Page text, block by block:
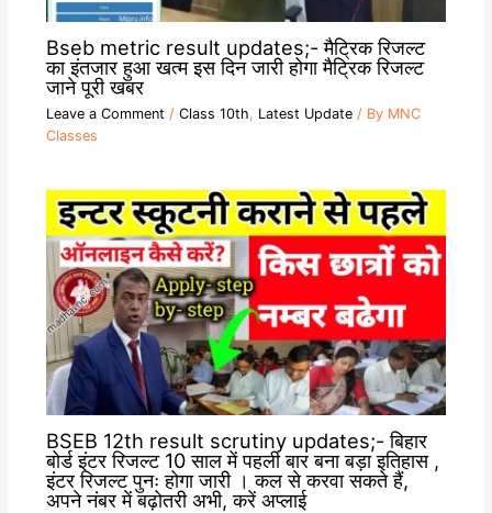
Bseb metric result updates;- मैट्रिक रिजल्ट
का इंतजार हुआ खत्म इस दिन जारी होगा मैट्रिक रिजल्ट
जाने पूरी खबर
Leave a Comment / Class 10th, Latest Update/ By MNC
Classes
BSEB 12th result scrutiny updates;- बिहार
बोर्ड इंटर रिजल्ट 10 साल में पहली बार बना बड़ा इतिहास ,
इंटर रिजल्ट पुनः होगा जारी । कल से करवा सकते हैं,
अपने नंबर में बढ़ोतरी अभी, करें अप्लाई